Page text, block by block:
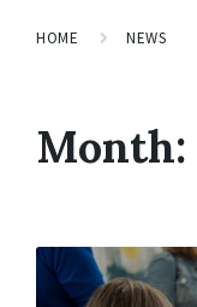
HOME NEWS
Month: